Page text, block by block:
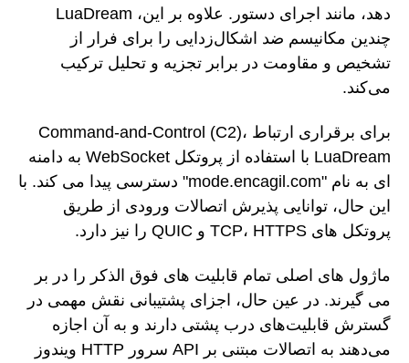
دهد، مانند اجرای دستور. علاوه بر این، LuaDream
چندین مکانیسم ضد اشکال‌زدایی را برای فرار از
تشخیص و مقاومت در برابر تجزیه و تحلیل ترکیب
می‌کند.
برای برقراری ارتباط Command-and-Control (C2)،
LuaDream با استفاده از پروتکل WebSocket به دامنه
ای به نام "mode.encagil.com" دسترسی پیدا می کند. با
این حال، توانایی پذیرش اتصالات ورودی از طریق
پروتکل های TCP، HTTPS و QUIC را نیز دارد.
ماژول های اصلی تمام قابلیت های فوق الذکر را در بر
می گیرند. در عین حال، اجزای پشتیبانی نقش مهمی در
گسترش قابلیت‌های درب پشتی دارند و به آن اجازه
می‌دهند به اتصالات مبتنی بر API سرور HTTP ویندوز